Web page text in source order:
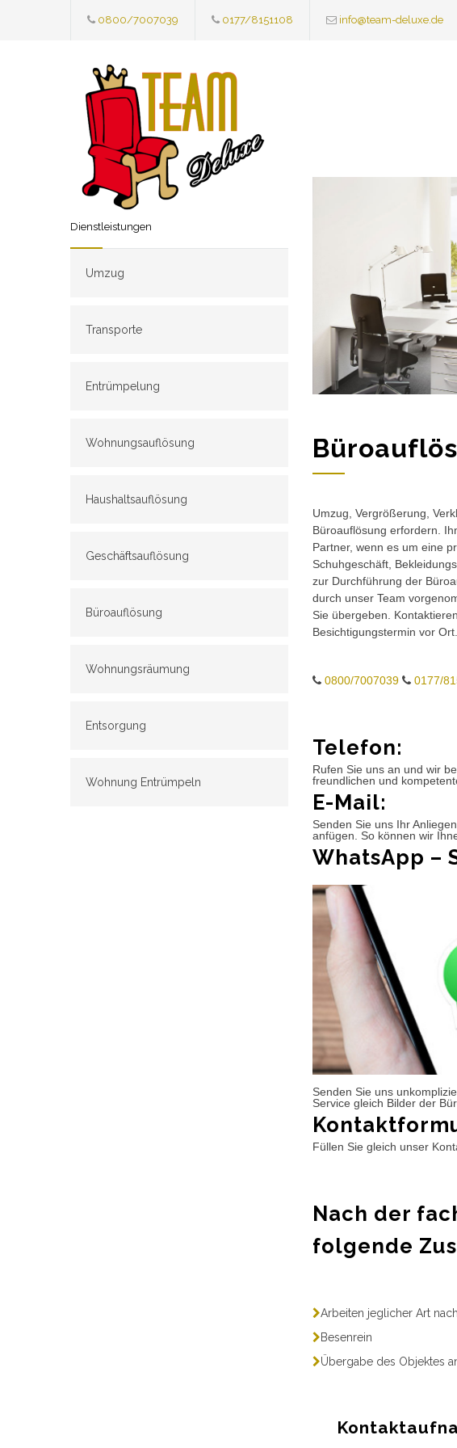
0800/7007039 0177/8151108 info@team-deluxe.de
Dienstleistungen
Umzug
Transporte
Entrümpelung
Wohnungsauflösung
Haushaltsauflösung
Geschäftsauflösung
Büroauflösung
Wohnungsräumung
Entsorgung
Wohnung Entrümpeln
Umzug, Vergrößerung,
Büroauflösung erfordern.
Partner, wenn es um eine
Schuhgeschäft,
zur Durchführung der
durch unser Team
Sie übergeben.
Besichtigungstermin vor Ort. .
0800/7007039 0177/
Telefon:
Rufen Sie uns an und wir
freundlichen und
E-Mail:
Senden Sie uns Ihr
anfügen. So können wir
WhatsApp –
Senden Sie uns
Service gleich Bilder der
Füllen Sie gleich unser
Nach der
folgende
Arbeiten jeglicher Art
Besenrein
Übergabe des Objektes